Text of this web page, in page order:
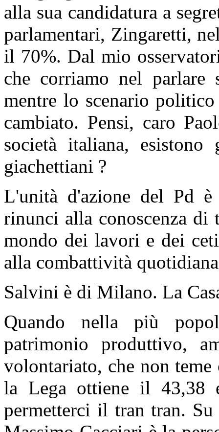
alla sua candidatura a
parlamentari, Zingaretti,
il 70%. Dal mio
che corriamo nel
mentre lo scenario
cambiato. Pensi, caro
società italiana,
giachettiani ?
L'unità d'azione del Pd
rinunci alla conoscenza di
mondo dei lavori e dei
alla combattività
Salvini è di Milano. La
Quando nella più
patrimonio produttivo,
volontariato, che non
la Lega ottiene il 43,38
permetterci il tran tran. Su